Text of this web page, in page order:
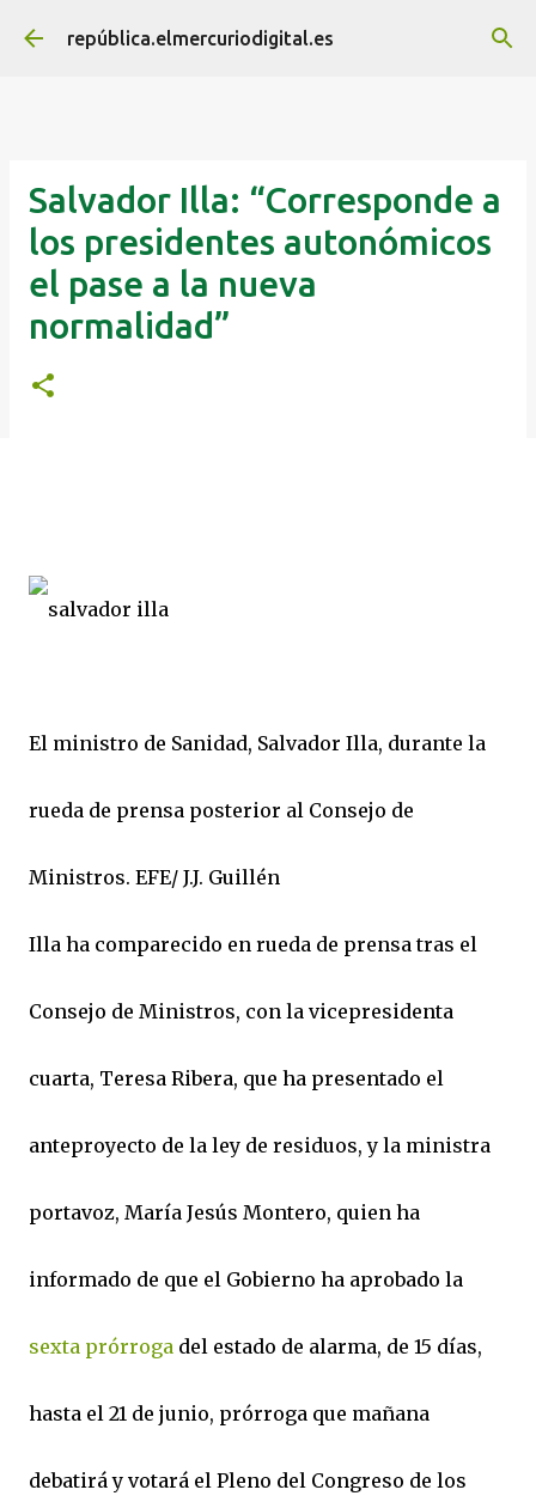
Ir al contenido principal
república.elmercuriodigital.es
Salvador Illa: “Corresponde a
los presidentes autonómicos
el pase a la nueva
normalidad”
El ministro de Sanidad, Salvador Illa, durante la
rueda de prensa posterior al Consejo de
Ministros. EFE/ J.J. Guillén
Illa ha comparecido en rueda de prensa tras el
Consejo de Ministros, con la vicepresidenta
cuarta, Teresa Ribera, que ha presentado el
anteproyecto de la ley de residuos, y la ministra
portavoz, María Jesús Montero, quien ha
informado de que el Gobierno ha aprobado la
sexta prórroga del estado de alarma, de 15 días,
hasta el 21 de junio, prórroga que mañana
debatirá y votará el Pleno del Congreso de los